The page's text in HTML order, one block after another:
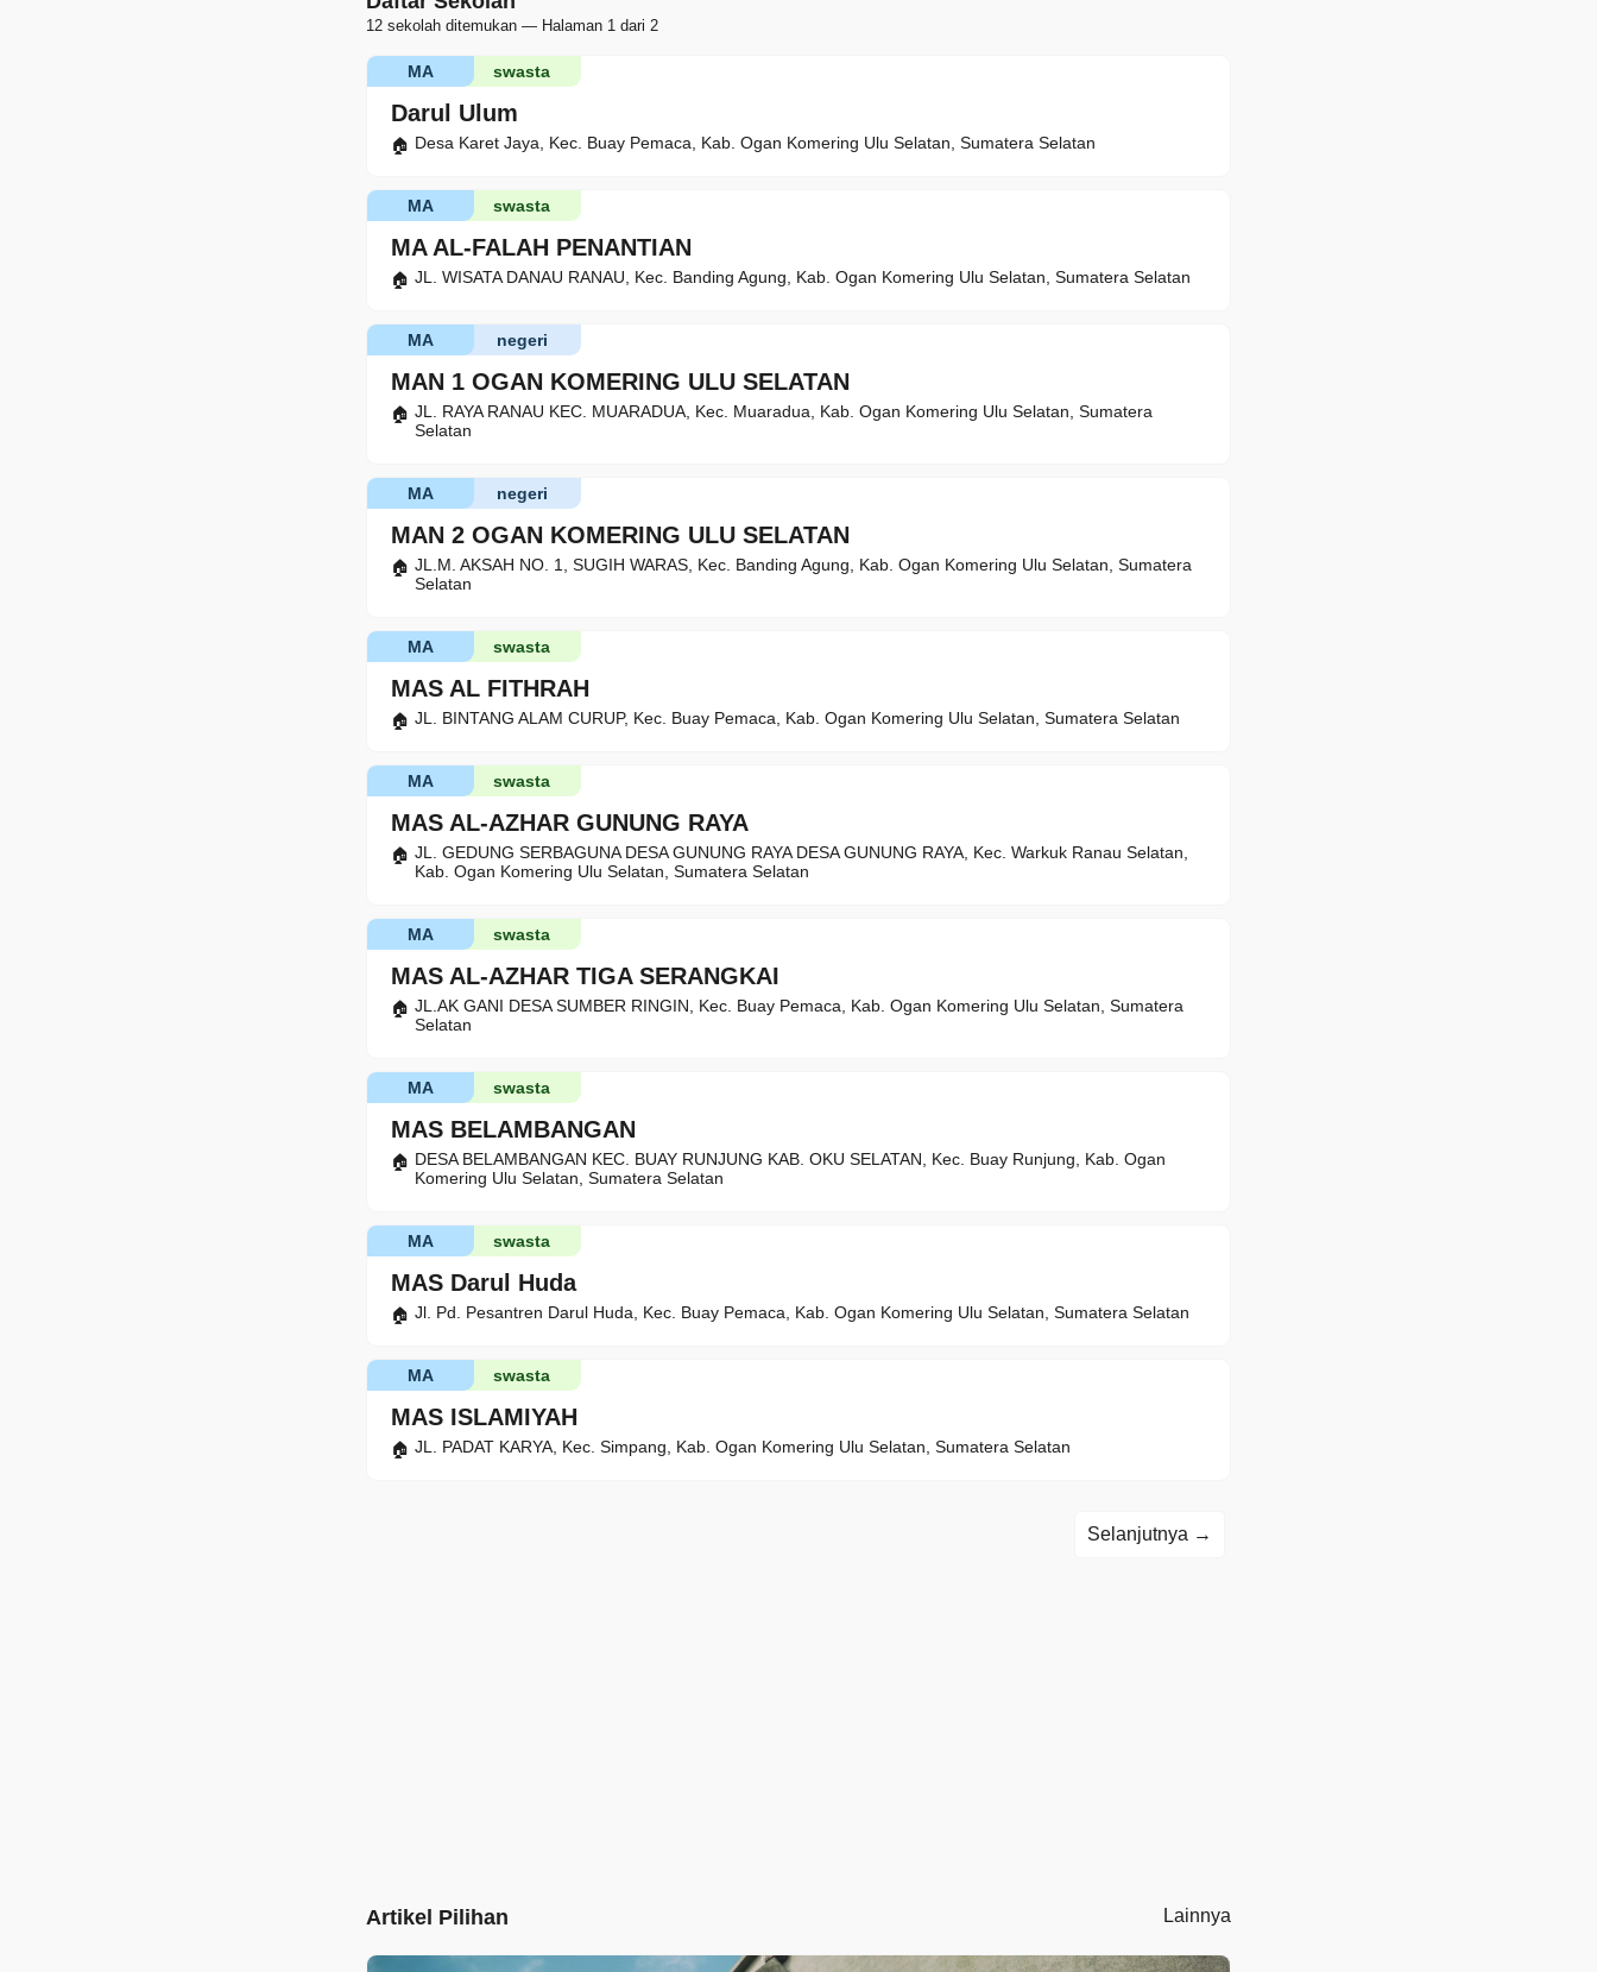
12 sekolah ditemukan — Halaman 1 dari 2
Darul Ulum
swasta
MA
Desa Karet Jaya, Kec. Buay Pemaca, Kab. Ogan Komering Ulu Selatan, Sumatera Selatan
MA AL-FALAH PENANTIAN
swasta
MA
JL. WISATA DANAU RANAU, Kec. Banding Agung, Kab. Ogan Komering Ulu Selatan, Sumatera Selatan
MAN 1 OGAN KOMERING ULU SELATAN
negeri
MA
JL. RAYA RANAU KEC. MUARADUA, Kec. Muaradua, Kab. Ogan Komering Ulu Selatan, Sumatera
Selatan
MAN 2 OGAN KOMERING ULU SELATAN
negeri
MA
JL.M. AKSAH NO. 1, SUGIH WARAS, Kec. Banding Agung, Kab. Ogan Komering Ulu Selatan, Sumatera
Selatan
MAS AL FITHRAH
swasta
MA
JL. BINTANG ALAM CURUP, Kec. Buay Pemaca, Kab. Ogan Komering Ulu Selatan, Sumatera Selatan
MAS AL-AZHAR GUNUNG RAYA
swasta
MA
JL. GEDUNG SERBAGUNA DESA GUNUNG RAYA DESA GUNUNG RAYA, Kec. Warkuk Ranau Selatan,
Kab. Ogan Komering Ulu Selatan, Sumatera Selatan
MAS AL-AZHAR TIGA SERANGKAI
swasta
MA
JL.AK GANI DESA SUMBER RINGIN, Kec. Buay Pemaca, Kab. Ogan Komering Ulu Selatan, Sumatera
Selatan
MAS BELAMBANGAN
swasta
MA
DESA BELAMBANGAN KEC. BUAY RUNJUNG KAB. OKU SELATAN, Kec. Buay Runjung, Kab. Ogan
Komering Ulu Selatan, Sumatera Selatan
MAS Darul Huda
swasta
MA
Jl. Pd. Pesantren Darul Huda, Kec. Buay Pemaca, Kab. Ogan Komering Ulu Selatan, Sumatera Selatan
MAS ISLAMIYAH
swasta
MA
JL. PADAT KARYA, Kec. Simpang, Kab. Ogan Komering Ulu Selatan, Sumatera Selatan
Selanjutnya →
Artikel Pilihan Lainnya